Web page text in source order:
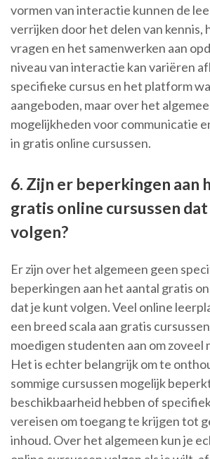
vormen van interactie kunnen de
verrijken door het delen van kennis,
vragen en het samenwerken aan
niveau van interactie kan variëren
specifieke cursus en het platform
aangeboden, maar over het
mogelijkheden voor communicatie
in gratis online cursussen.
6. Zijn er beperkingen aan
gratis online cursussen
volgen?
Er zijn over het algemeen geen
beperkingen aan het aantal gratis
dat je kunt volgen. Veel online
een breed scala aan gratis
moedigen studenten aan om zoveel
Het is echter belangrijk om te
sommige cursussen mogelijk
beschikbaarheid hebben of
vereisen om toegang te krijgen tot
inhoud. Over het algemeen kun je